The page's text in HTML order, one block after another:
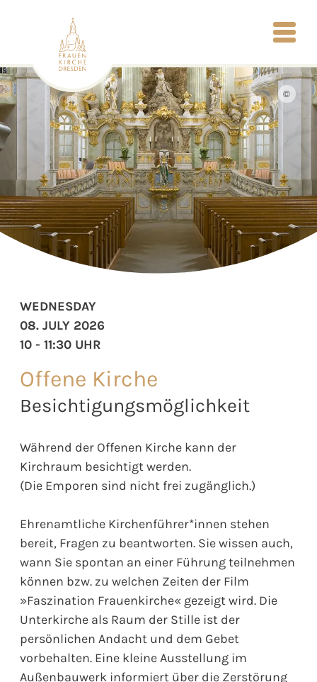
©
Offene Kirche
Besichtigungsmöglichkeit
Während der Offenen Kirche kann der
Kirchraum besichtigt werden.
(Die Emporen sind nicht frei zugänglich.)
Ehrenamtliche Kirchenführer*innen stehen
bereit, Fragen zu beantworten. Sie wissen auch,
wann Sie spontan an einer Führung teilnehmen
können bzw. zu welchen Zeiten der Film
»Faszination Frauenkirche« gezeigt wird. Die
Unterkirche als Raum der Stille ist der
persönlichen Andacht und dem Gebet
vorbehalten. Eine kleine Ausstellung im
Außenbauwerk informiert über die Zerstörung
WEDNESDAY
08. JULY 2026
10 - 11:30 UHR